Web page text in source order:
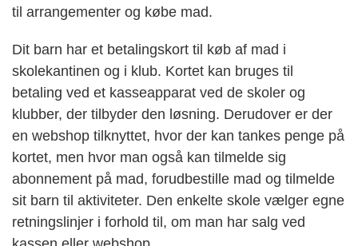
til arrangementer og købe mad.
Dit barn har et betalingskort til køb af mad i
skolekantinen og i klub. Kortet kan bruges til
betaling ved et kasseapparat ved de skoler og
klubber, der tilbyder den løsning. Derudover er der
en webshop tilknyttet, hvor der kan tankes penge på
kortet, men hvor man også kan tilmelde sig
abonnement på mad, forudbestille mad og tilmelde
sit barn til aktiviteter. Den enkelte skole vælger egne
retningslinjer i forhold til, om man har salg ved